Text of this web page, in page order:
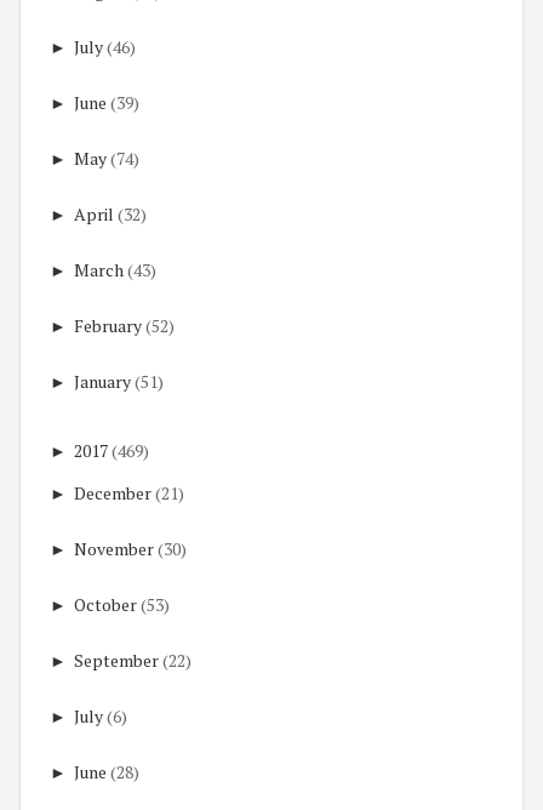
► July(46)
► June (39)
► May(74)
► April (32)
► March(43)
► February(52)
► January(51)
► 2017(469)
► December(21)
► November(30)
► October(53)
► September(22)
► July(6)
► June (28)